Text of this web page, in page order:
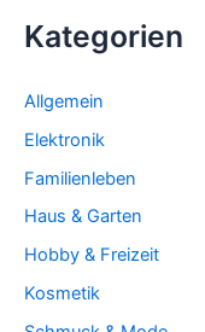
Kategorien
Allgemein
Elektronik
Familienleben
Haus & Garten
Hobby & Freizeit
Kosmetik